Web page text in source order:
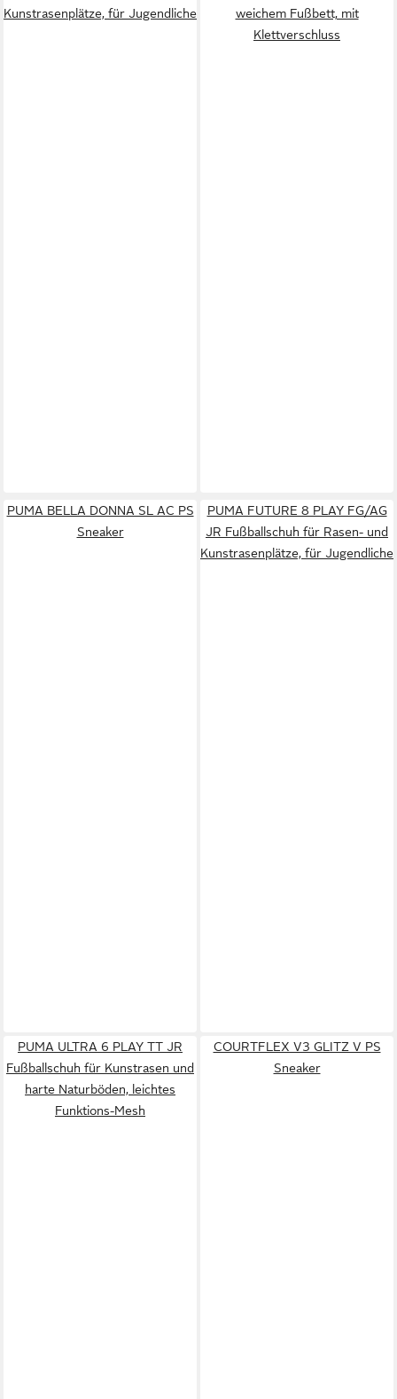
Kunstrasenplätze, für Jugendliche
weichem Fußbett, mit
Klettverschluss
PUMA BELLA DONNA SL AC PS
Sneaker
PUMA FUTURE 8 PLAY FG/AG
JR Fußballschuh für Rasen- und
Kunstrasenplätze, für Jugendliche
PUMA ULTRA 6 PLAY TT JR
Fußballschuh für Kunstrasen und
harte Naturböden, leichtes
Funktions-Mesh
COURTFLEX V3 GLITZ V PS
Sneaker